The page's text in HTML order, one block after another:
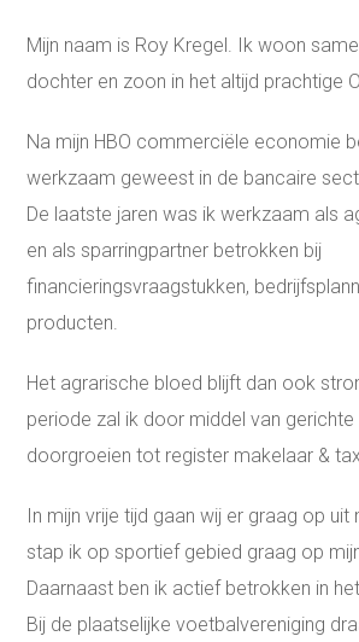
Mijn naam is Roy Kregel. Ik woon
dochter en zoon in het altijd prachtige
Na mijn HBO commerciële economie
werkzaam geweest in de bancaire
De laatste jaren was ik werkzaam als
en als sparringpartner betrokken bij
financieringsvraagstukken,
producten.
Het agrarische bloed blijft dan ook
periode zal ik door middel van gerichte
doorgroeien tot register makelaar &
In mijn vrije tijd gaan wij er graag op uit
stap ik op sportief gebied graag op
Daarnaast ben ik actief betrokken in
Bij de plaatselijke voetbalvereniging